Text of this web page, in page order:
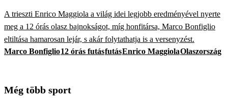
A trieszti Enrico Maggiola a világ idei legjobb eredményével nyerte
meg a 12 órás olasz bajnokságot, míg honfitársa, Marco Bonfiglio
eltiltása hamarosan lejár, s akár folytathatja is a versenyzést.
Marco Bonfiglio12 órás futásfutásEnrico MaggiolaOlaszország
Még több sport